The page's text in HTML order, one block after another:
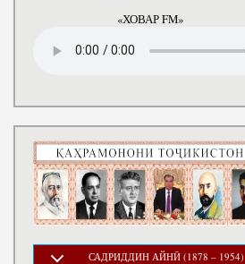
«ХОВАР FM»
САДРИДДИН АЙНӢ (1878 – 1954)